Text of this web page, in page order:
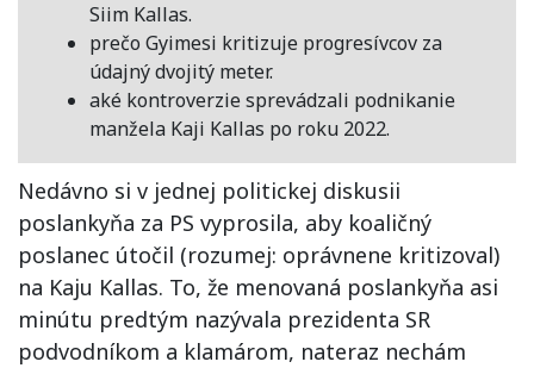
Siim Kallas.
prečo Gyimesi kritizuje progresívcov za
údajný dvojitý meter.
aké kontroverzie sprevádzali podnikanie
manžela Kaji Kallas po roku 2022.
Nedávno si v jednej politickej diskusii
poslankyňa za PS vyprosila, aby koaličný
poslanec útočil (rozumej: oprávnene kritizoval)
na Kaju Kallas. To, že menovaná poslankyňa asi
minútu predtým nazývala prezidenta SR
podvodníkom a klamárom, nateraz nechám